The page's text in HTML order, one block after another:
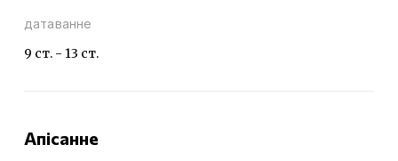
датаванне
9 ст. - 13 ст.
Апісанне